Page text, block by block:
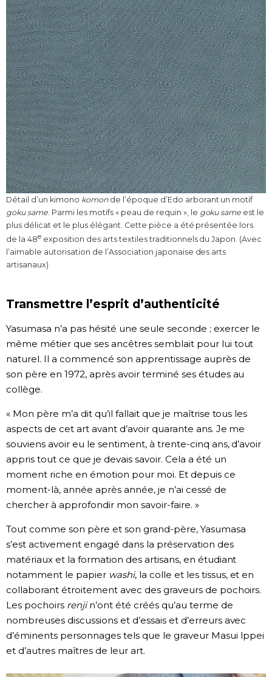
Détail d’un kimono komonde l’époque d’Edo arborant un motif
goku same. Parmi les motifs « peau de requin », le goku same est le
plus délicat et le plus élégant. Cette pièce a été présentée lors
de la 48eexposition des arts textiles traditionnels du Japon. (Avec
l’aimable autorisation de l’Association japonaise des arts
artisanaux)
Transmettre l’esprit d’authenticité
Yasumasa n’a pas hésité une seule seconde ; exercer le
même métier que ses ancêtres semblait pour lui tout
naturel. Il a commencé son apprentissage auprès de
son père en 1972, après avoir terminé ses études au
collège.
« Mon père m’a dit qu’il fallait que je maîtrise tous les
aspects de cet art avant d’avoir quarante ans. Je me
souviens avoir eu le sentiment, à trente-cinq ans, d’avoir
appris tout ce que je devais savoir. Cela a été un
moment riche en émotion pour moi. Et depuis ce
moment-là, année après année, je n’ai cessé de
chercher à approfondir mon savoir-faire. »
Tout comme son père et son grand-père, Yasumasa
s’est activement engagé dans la préservation des
matériaux et la formation des artisans, en étudiant
notamment le papier washi, la colle et les tissus, et en
collaborant étroitement avec des graveurs de pochoirs.
Les pochoirs renjin’ont été créés qu’au terme de
nombreuses discussions et d’essais et d’erreurs avec
d’éminents personnages tels que le graveur Masui Ippei
et d’autres maîtres de leur art.